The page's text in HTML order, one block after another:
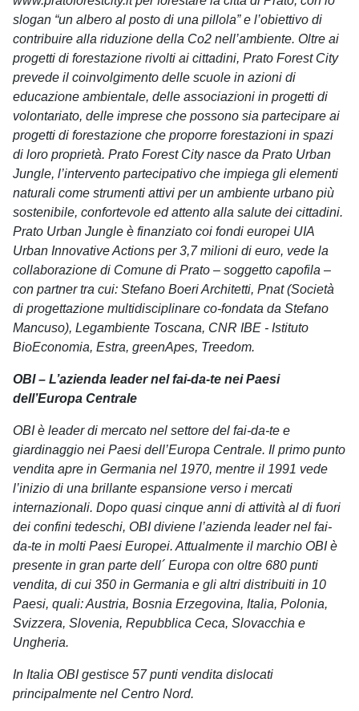
slogan “un albero al posto di una pillola” e l’obiettivo di
contribuire alla riduzione della Co2 nell’ambiente. Oltre ai
progetti di forestazione rivolti ai cittadini, Prato Forest City
prevede il coinvolgimento delle scuole in azioni di
educazione ambientale, delle associazioni in progetti di
volontariato, delle imprese che possono sia partecipare ai
progetti di forestazione che proporre forestazioni in spazi
di loro proprietà. Prato Forest City nasce da Prato Urban
Jungle, l’intervento partecipativo che impiega gli elementi
naturali come strumenti attivi per un ambiente urbano più
sostenibile, confortevole ed attento alla salute dei cittadini.
Prato Urban Jungle è finanziato coi fondi europei UIA
Urban Innovative Actions per 3,7 milioni di euro, vede la
collaborazione di Comune di Prato – soggetto capofila –
con partner tra cui: Stefano Boeri Architetti, Pnat (Società
di progettazione multidisciplinare co-fondata da Stefano
Mancuso), Legambiente Toscana, CNR IBE - Istituto
BioEconomia, Estra, greenApes, Treedom.
OBI – L’azienda leader nel fai-da-te nei Paesi
dell’Europa Centrale
OBI è leader di mercato nel settore del fai-da-te e
giardinaggio nei Paesi dell’Europa Centrale. Il primo punto
vendita apre in Germania nel 1970, mentre il 1991 vede
l’inizio di una brillante espansione verso i mercati
internazionali. Dopo quasi cinque anni di attività al di fuori
dei confini tedeschi, OBI diviene l’azienda leader nel fai-
da-te in molti Paesi Europei. Attualmente il marchio OBI è
presente in gran parte dell´ Europa con oltre 680 punti
vendita, di cui 350 in Germania e gli altri distribuiti in 10
Paesi, quali: Austria, Bosnia Erzegovina, Italia, Polonia,
Svizzera, Slovenia, Repubblica Ceca, Slovacchia e
Ungheria.
In Italia OBI gestisce 57 punti vendita dislocati
principalmente nel Centro Nord.